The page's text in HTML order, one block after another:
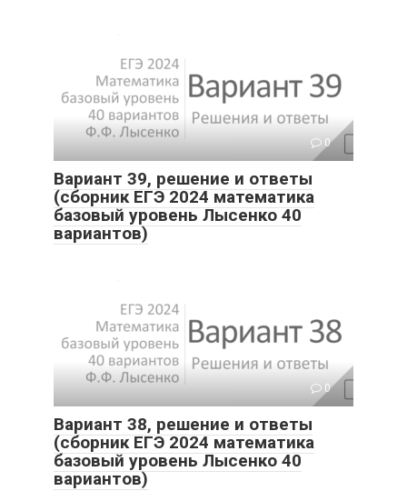
0
Вариант 39, решение и ответы
(сборник ЕГЭ 2024 математика
базовый уровень Лысенко 40
вариантов)
0
Вариант 38, решение и ответы
(сборник ЕГЭ 2024 математика
базовый уровень Лысенко 40
вариантов)